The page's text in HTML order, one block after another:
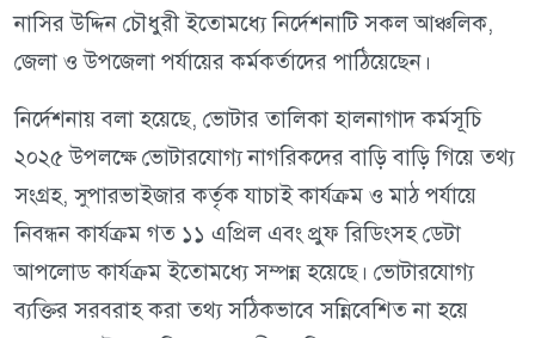
নাসির উদ্দিন চৌধুরী ইতোমধ্যে নির্দেশনাটি সকল আঞ্চলিক,
জেলা ও উপজেলা পর্যায়ের কর্মকর্তাদের পাঠিয়েছেন।
নির্দেশনায় বলা হয়েছে, ভোটার তালিকা হালনাগাদ কর্মসূচি
২০২৫ উপলক্ষে ভোটারযোগ্য নাগরিকদের বাড়ি বাড়ি গিয়ে তথ্য
সংগ্রহ, সুপারভাইজার কর্তৃক যাচাই কার্যক্রম ও মাঠ পর্যায়ে
নিবন্ধন কার্যক্রম গত ১১ এপ্রিল এবং প্রুফ রিডিংসহ ডেটা
আপলোড কার্যক্রম ইতোমধ্যে সম্পন্ন হয়েছে। ভোটারযোগ্য
ব্যক্তির সরবরাহ করা তথ্য সঠিকভাবে সন্নিবেশিত না হয়ে